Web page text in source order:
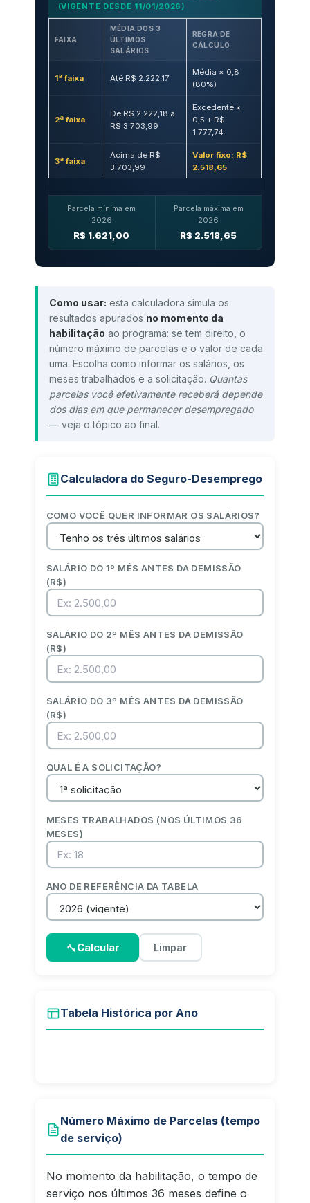
(VIGENTE DESDE 11/01/2026)
FAIXA
MÉDIA DOS 3
ÚLTIMOS
SALÁRIOS
REGRA DE
CÁLCULO
1ª faixa Até R$ 2.222,17
Média × 0,8
(80%)
2ª faixa
De R$ 2.222,18 a
R$ 3.703,99
Excedente ×
0,5 + R$
1.777,74
3ª faixa
Acima de R$
3.703,99
Valor fixo: R$
2.518,65
Parcela mínima em
2026
R$ 1.621,00
Parcela máxima em
2026
R$ 2.518,65
Como usar: esta calculadora simula os
resultados apurados no momento da
habilitação ao programa: se tem direito, o
número máximo de parcelas e o valor de cada
uma. Escolha como informar os salários, os
meses trabalhados e a solicitação. Quantas
parcelas você efetivamente receberá depende
dos dias em que permanecer desempregado
— veja o tópico ao final.
Calculadora do Seguro-Desemprego
COMO VOCÊ QUER INFORMAR OS SALÁRIOS?
SALÁRIO DO 1º MÊS ANTES DA DEMISSÃO
(R$)
SALÁRIO DO 2º MÊS ANTES DA DEMISSÃO
(R$)
SALÁRIO DO 3º MÊS ANTES DA DEMISSÃO
(R$)
QUAL É A SOLICITAÇÃO?
MESES TRABALHADOS (NOS ÚLTIMOS 36
MESES)
ANO DE REFERÊNCIA DA TABELA
Calcular Limpar
Tabela Histórica por Ano
Número Máximo de Parcelas (tempo
de serviço)
No momento da habilitação, o tempo de
serviço nos últimos 36 meses define o